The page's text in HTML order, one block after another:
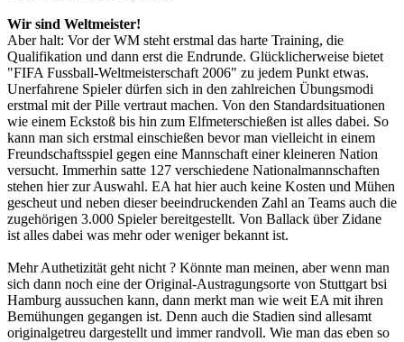
Wir sind Weltmeister!
Aber halt: Vor der WM steht erstmal das harte Training, die
Qualifikation und dann erst die Endrunde. Glücklicherweise bietet
"FIFA Fussball-Weltmeisterschaft 2006" zu jedem Punkt etwas.
Unerfahrene Spieler dürfen sich in den zahlreichen Übungsmodi
erstmal mit der Pille vertraut machen. Von den Standardsituationen
wie einem Eckstoß bis hin zum Elfmeterschießen ist alles dabei. So
kann man sich erstmal einschießen bevor man vielleicht in einem
Freundschaftsspiel gegen eine Mannschaft einer kleineren Nation
versucht. Immerhin satte 127 verschiedene Nationalmannschaften
stehen hier zur Auswahl. EA hat hier auch keine Kosten und Mühen
gescheut und neben dieser beeindruckenden Zahl an Teams auch die
zugehörigen 3.000 Spieler bereitgestellt. Von Ballack über Zidane
ist alles dabei was mehr oder weniger bekannt ist.
Mehr Authetizität geht nicht ? Könnte man meinen, aber wenn man
sich dann noch eine der Original-Austragungsorte von Stuttgart bsi
Hamburg aussuchen kann, dann merkt man wie weit EA mit ihren
Bemühungen gegangen ist. Denn auch die Stadien sind allesamt
originalgetreu dargestellt und immer randvoll. Wie man das eben so